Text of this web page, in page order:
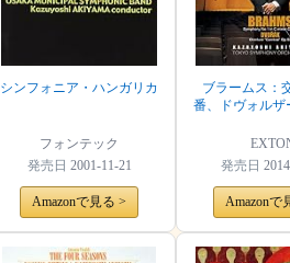
シンフォニア・ハンガリカ
フォンテック
発売日 2001-11-21
Amazonで見る >
ブラームス：
番、ドヴォルザ
発売日
Amazonで